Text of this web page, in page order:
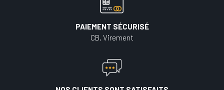
PAIEMENT SÉCURISÉ
CB, Virement